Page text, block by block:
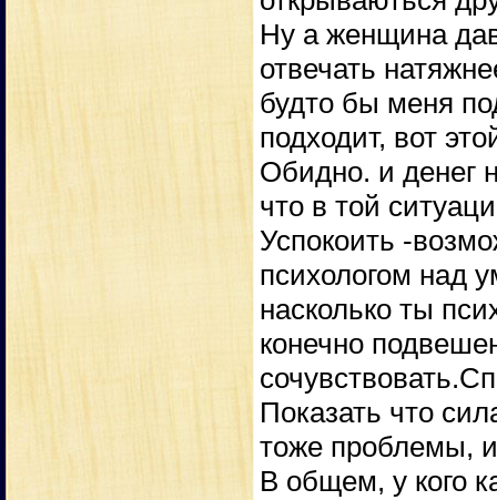
Ну а женщина
отвечать
будто бы меня
подходит, вот
Обидно. и денег
что в той
Успокоить -
психологом над
насколько ты
конечно
Показать что
тоже проблемы,
В общем, у кого